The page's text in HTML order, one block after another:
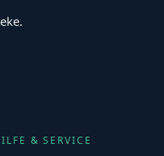
& SERVICE